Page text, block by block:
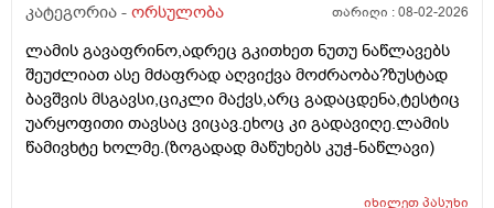
კატეგორია - ორსულობა თარიღი :08-02-2026
ლამის გავაფრინო,ადრეც გკითხეთ ნუთუ ნაწლავებს
შეუძლიათ ასე მძაფრად აღვიქვა მოძრაობა?ზუსტად
ბავშვის მსგავსი,ციკლი მაქვს,არც გადაცდენა,ტესტიც
უარყოფითი თავსაც ვიცავ.ეხოც კი გადავიღე.ლამის
წამივხტე ხოლმე.(ზოგადად მაწუხებს კუჭ-ნაწლავი)
იხილეთპასუხი